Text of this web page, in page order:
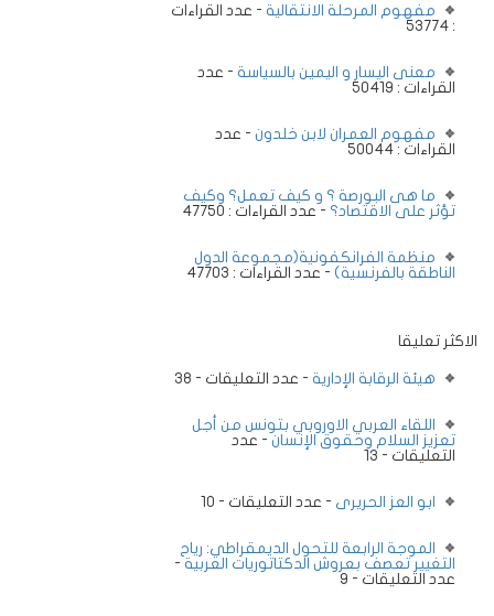
مفهوم المرحلة الانتقالية - عدد القراءات
: 53774
معنى اليسار و اليمين بالسياسة - عدد
القراءات : 50419
مفهوم العمران لابن خلدون - عدد
القراءات : 50044
ما هى البورصة ؟ و كيف تعمل؟ وكيف
تؤثر على الاقتصاد؟ - عدد القراءات : 47750
منظمة الفرانكفونية(مجموعة الدول
الناطقة بالفرنسية) - عدد القراءات : 47703
الاكثر تعليقا
هيئة الرقابة الإدارية - عدد التعليقات - 38
اللقاء العربي الاوروبي بتونس من أجل
تعزيز السلام وحقوق الإنسان - عدد
التعليقات - 13
ابو العز الحريرى - عدد التعليقات - 10
الموجة الرابعة للتحول الديمقراطي: رياح
التغيير تعصف بعروش الدكتاتوريات العربية -
عدد التعليقات - 9